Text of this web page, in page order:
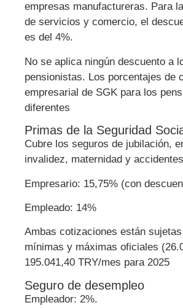
empresas manufactureras. Para
de servicios y comercio, el
es del 4%.
No se aplica ningún descuento a
pensionistas. Los porcentajes de
empresarial de SGK para los
diferentes
Primas de la Seguridad
Cubre los seguros de jubilación,
invalidez, maternidad y
Empresario: 15,75% (con
Empleado: 14%
Ambas cotizaciones están
mínimas y máximas oficiales
195.041,40 TRY/mes para 2025
Seguro de desempleo
Empleador: 2%.